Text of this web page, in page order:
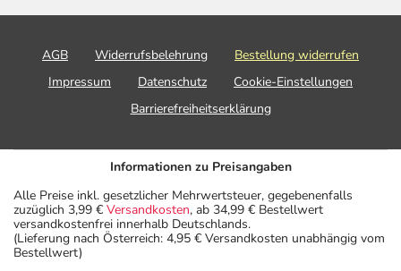
AGB Widerrufsbelehrung
Bestellung widerrufen
Impressum
Datenschutz
Cookie-Einstellungen
Barrierefreiheitserklärung
Informationen zu Preisangaben
Alle Preise inkl. gesetzlicher Mehrwertsteuer, gegebenenfalls
zuzüglich 3,99 € Versandkosten, ab 34,99 € Bestellwert
versandkostenfrei innerhalb Deutschlands.
(Lieferung nach Österreich: 4,95 € Versandkosten unabhängig vom
Bestellwert)